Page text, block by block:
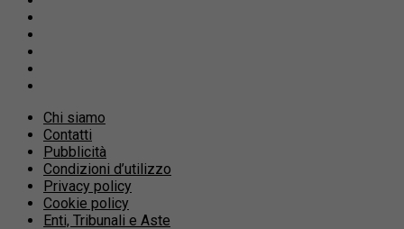
Chi siamo
Contatti
Pubblicità
Condizioni d’utilizzo
Privacy policy
Cookie policy
Enti, Tribunali e Aste